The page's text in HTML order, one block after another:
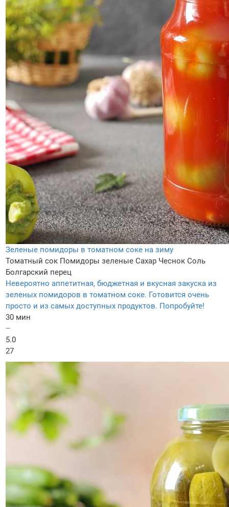
Зеленые помидоры в томатном соке на зиму
Томатный сок Помидоры зеленые Сахар Чеснок Соль
Болгарский перец
Невероятно аппетитная, бюджетная и вкусная закуска из
зеленых помидоров в томатном соке. Готовится очень
просто и из самых доступных продуктов. Попробуйте!
30 мин
–
5.0
27